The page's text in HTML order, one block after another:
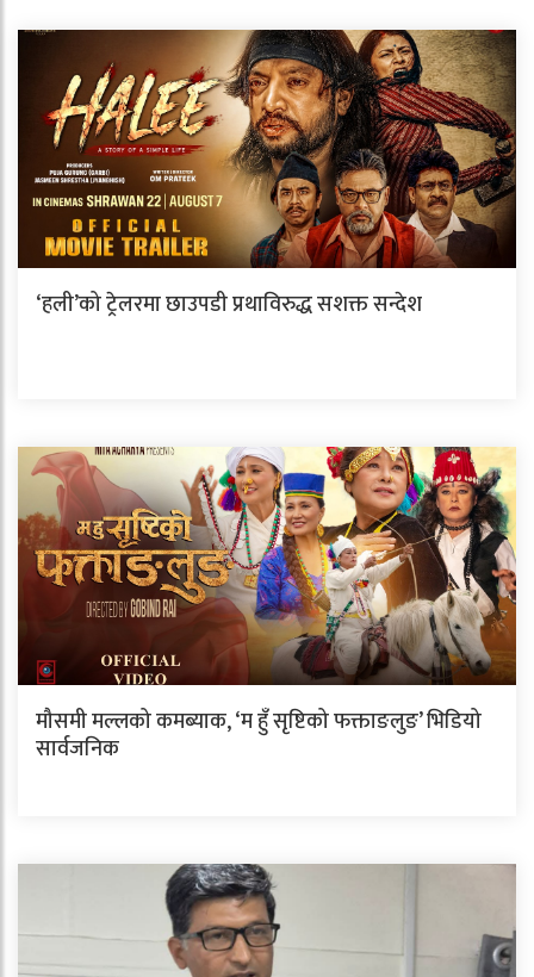
‘हली’को ट्रेलरमा छाउपडी प्रथाविरुद्ध सशक्त सन्देश
मौसमी मल्लको कमब्याक, ‘म हुँ सृष्टिको फक्ताङलुङ’ भिडियो
सार्वजनिक